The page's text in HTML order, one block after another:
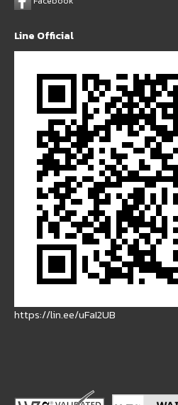
Line Official
https://lin.ee/uFaI2UB